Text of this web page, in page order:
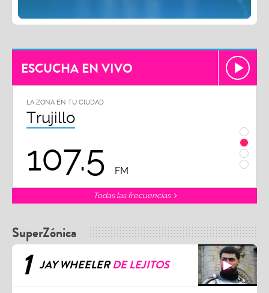
ESCUCHA EN VIVO
LA ZONA EN TU CIUDAD
Trujillo
107.5 FM
Todas las frecuencias
SuperZónica
1 JAY WHEELERDE LEJITOS